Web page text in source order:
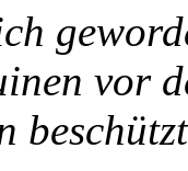
vor